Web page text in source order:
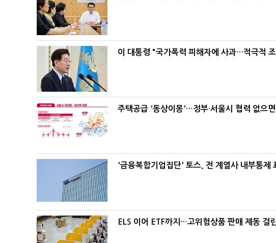
이 대통령 "국가폭력 피해자에 사과…적극적
주택공급 '동상이몽'…정부·서울시 협력 없으
'금융복합기업집단' 토스, 전 계열사 내부통제
ELS 이어 ETF까지…고위험상품 판매 제동 걸